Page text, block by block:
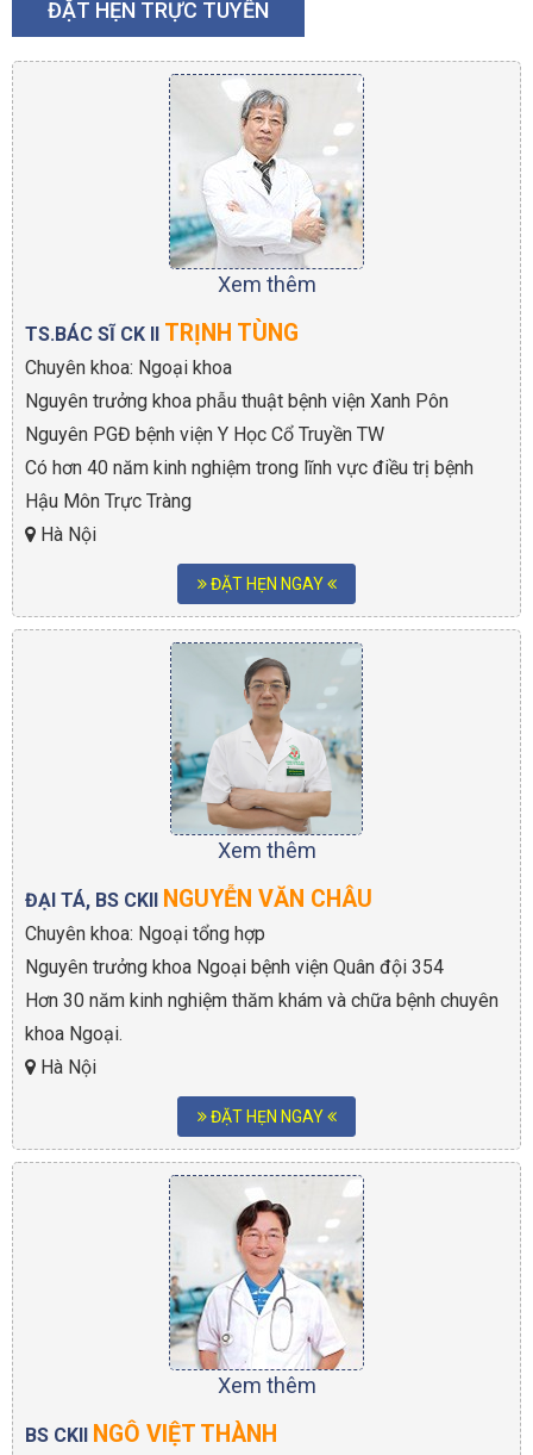
ĐẶT HẸN TRỰC TUYẾN
Xem thêm
TS.BÁC SĨ CK II TRỊNH TÙNG
Chuyên khoa: Ngoại khoa
Nguyên trưởng khoa phẫu thuật bệnh viện Xanh Pôn
Nguyên PGĐ bệnh viện Y Học Cổ Truyền TW
Có hơn 40 năm kinh nghiệm trong lĩnh vực điều trị bệnh
Hậu Môn Trực Tràng
Hà Nội
ĐẶT HẸN NGAY
Xem thêm
ĐẠI TÁ, BS CKII NGUYỄN VĂN CHÂU
Chuyên khoa: Ngoại tổng hợp
Nguyên trưởng khoa Ngoại bệnh viện Quân đội 354
Hơn 30 năm kinh nghiệm thăm khám và chữa bệnh chuyên
khoa Ngoại.
Hà Nội
ĐẶT HẸN NGAY
Xem thêm
BS CKII NGÔ VIỆT THÀNH